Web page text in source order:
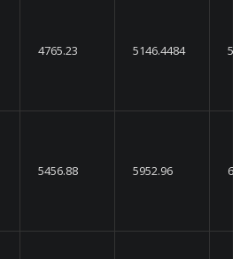
4765.23 5146.4484
5456.88 5952.96